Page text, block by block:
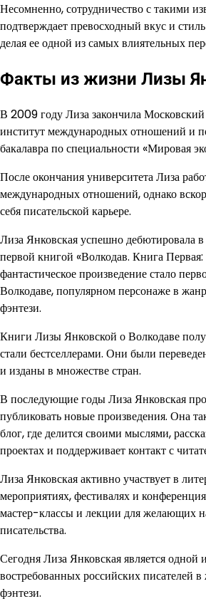
Несомненно, сотрудничество с такими
подтверждает превосходный вкус и
делая ее одной из самых влиятельных
Факты из жизни Лизы
В 2009 году Лиза закончила Московский
институт международных отношений и
бакалавра по специальности «Мировая
После окончания университета Лиза
международных отношений, однако
себя писательской карьере.
Лиза Янковская успешно дебютировала в
первой книгой «Волкодав. Книга
фантастическое произведение стало
Волкодаве, популярном персонаже в
фэнтези.
Книги Лизы Янковской о Волкодаве
стали бестселлерами. Они были
и изданы в множестве стран.
В последующие годы Лиза Янковская
публиковать новые произведения. Она
блог, где делится своими мыслями,
проектах и поддерживает контакт с
Лиза Янковская активно участвует в
мероприятиях, фестивалях и
мастер-классы и лекции для желающих
писательства.
Сегодня Лиза Янковская является
востребованных российских писателей
фэнтези.